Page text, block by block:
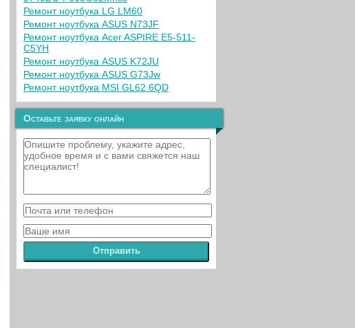
Ремонт ноутбука LG LM60
Ремонт ноутбука ASUS N73JF
Ремонт ноутбука Acer ASPIRE E5-511-
C5YH
Ремонт ноутбука ASUS K72JU
Ремонт ноутбука ASUS G73Jw
Ремонт ноутбука MSI GL62 6QD
Оставьте заявку онлайн
Отправить